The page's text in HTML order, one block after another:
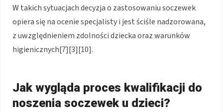
W takich sytuacjach decyzja o zastosowaniu soczewek
opiera się na ocenie specjalisty i jest ściśle nadzorowana,
z uwzględnieniem zdolności dziecka oraz warunków
higienicznych[7][3][10].
Jak wygląda proces kwalifikacji do
noszenia soczewek u dzieci?